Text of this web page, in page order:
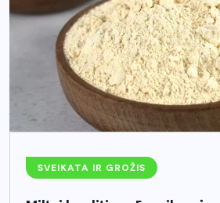
SVEIKATA IR GROŽIS